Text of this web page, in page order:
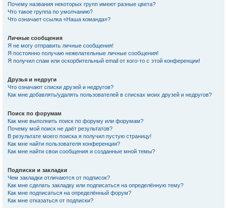
Почему названия некоторых групп имеют разные цвета?
Что такое группа по умолчанию?
Что означает ссылка «Наша команда»?
Личные сообщения
Я не могу отправить личные сообщения!
Я постоянно получаю нежелательные личные сообщения!
Я получил спам или оскорбительный email от кого-то с этой конференции!
Друзья и недруги
Что означают списки друзей и недругов?
Как мне добавлять/удалять пользователей в списках моих друзей и недругов?
Поиск по форумам
Как мне выполнить поиск по форуму или форумам?
Почему мой поиск не даёт результатов?
В результате моего поиска я получил пустую страницу!
Как мне найти пользователя конференции?
Как мне найти свои сообщения и созданные мной темы?
Подписки и закладки
Чем закладки отличаются от подписок?
Как мне сделать закладку или подписаться на определённую тему?
Как мне подписаться на определённый форум?
Как мне отказаться от подписки?